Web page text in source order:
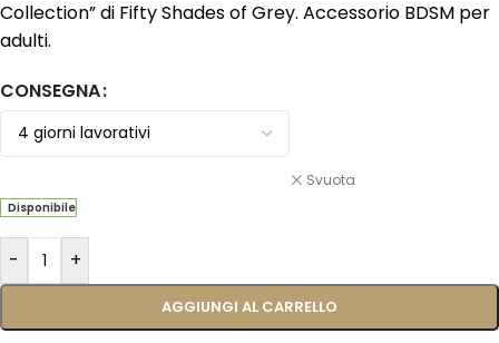
Collection” di Fifty Shades of Grey. Accessorio BDSM per
adulti.
CONSEGNA
Svuota
Disponibile
- +
AGGIUNGI AL CARRELLO